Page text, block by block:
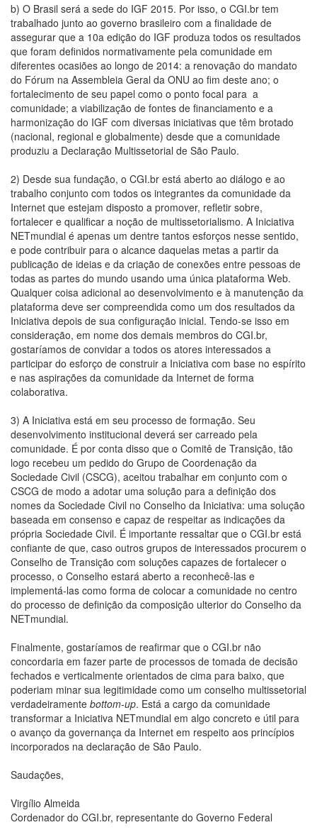
b) O Brasil será a sede do IGF 2015. Por isso, o CGI.br tem
trabalhado junto ao governo brasileiro com a finalidade de
assegurar que a 10a edição do IGF produza todos os resultados
que foram definidos normativamente pela comunidade em
diferentes ocasiões ao longo de 2014: a renovação do mandato
do Fórum na Assembleia Geral da ONU ao fim deste ano; o
fortalecimento de seu papel como o ponto focal para a
comunidade; a viabilização de fontes de financiamento e a
harmonização do IGF com diversas iniciativas que têm brotado
(nacional, regional e globalmente) desde que a comunidade
produziu a Declaração Multissetorial de São Paulo.
2) Desde sua fundação, o CGI.br está aberto ao diálogo e ao
trabalho conjunto com todos os integrantes da comunidade da
Internet que estejam disposto a promover, refletir sobre,
fortalecer e qualificar a noção de multissetorialismo. A Iniciativa
NETmundial é apenas um dentre tantos esforços nesse sentido,
e pode contribuir para o alcance daquelas metas a partir da
publicação de ideias e da criação de conexões entre pessoas de
todas as partes do mundo usando uma única plataforma Web.
Qualquer coisa adicional ao desenvolvimento e à manutenção da
plataforma deve ser compreendida como um dos resultados da
Iniciativa depois de sua configuração inicial. Tendo-se isso em
consideração, em nome dos demais membros do CGI.br,
gostaríamos de convidar a todos os atores interessados a
participar do esforço de construir a Iniciativa com base no espírito
e nas aspirações da comunidade da Internet de forma
colaborativa.
3) A Iniciativa está em seu processo de formação. Seu
desenvolvimento institucional deverá ser carreado pela
comunidade. É por conta disso que o Comitê de Transição, tão
logo recebeu um pedido do Grupo de Coordenação da
Sociedade Civil (CSCG), aceitou trabalhar em conjunto com o
CSCG de modo a adotar uma solução para a definição dos
nomes da Sociedade Civil no Conselho da Iniciativa: uma solução
baseada em consenso e capaz de respeitar as indicações da
própria Sociedade Civil. É importante ressaltar que o CGI.br está
confiante de que, caso outros grupos de interessados procurem o
Conselho de Transição com soluções capazes de fortalecer o
processo, o Conselho estará aberto a reconhecê-las e
implementá-las como forma de colocar a comunidade no centro
do processo de definição da composição ulterior do Conselho da
NETmundial.
Finalmente, gostaríamos de reafirmar que o CGI.br não
concordaria em fazer parte de processos de tomada de decisão
fechados e verticalmente orientados de cima para baixo, que
poderiam minar sua legitimidade como um conselho multissetorial
verdadeiramente bottom-up. Está a cargo da comunidade
transformar a Iniciativa NETmundial em algo concreto e útil para
o avanço da governança da Internet em respeito aos princípios
incorporados na declaração de São Paulo.
Saudações,
Virgílio Almeida
Cordenador do CGI.br, representante do Governo Federal